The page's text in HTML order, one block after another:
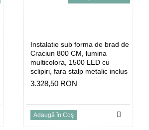
Instalatie sub forma de brad de
Craciun 800 CM, lumina
multicolora, 1500 LED cu
sclipiri, fara stalp metalic inclus
3.328,50 RON
Adaugă în Coş